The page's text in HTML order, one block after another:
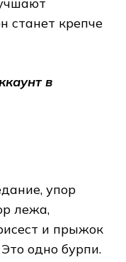
станет крепче
в
упор
лежа,
и прыжок
одно бурпи.